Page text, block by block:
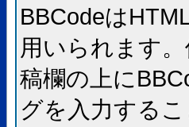
BBCodeは
用いられます
稿欄の上に
グを入力する